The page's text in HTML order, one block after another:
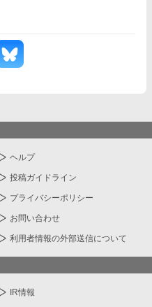
ヘルプ
投稿ガイドライン
プライバシーポリシー
お問い合わせ
利用者情報の外部送信について
IR情報